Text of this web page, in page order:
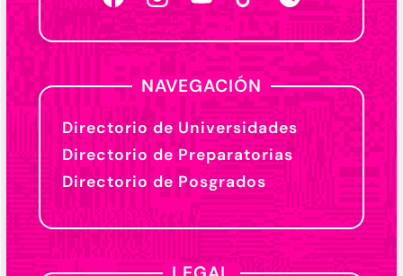
NAVEGACIÓN
Directorio de Universidades
Directorio de Preparatorias
Directorio de Posgrados